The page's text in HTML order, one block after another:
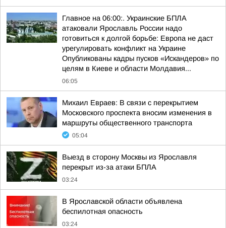
Главное на 06:00:. Украинские БПЛА
атаковали Ярославль России надо
готовиться к долгой борьбе: Европа не даст
урегулировать конфликт на Украине
Опубликованы кадры пусков «Искандеров» по
целям в Киеве и области Молдавия...
06:05
Михаил Евраев: В связи с перекрытием
Московского проспекта вносим изменения в
маршруты общественного транспорта
05:04
Выезд в сторону Москвы из Ярославля
перекрыт из-за атаки БПЛА
03:24
В Ярославской области объявлена
беспилотная опасность
03:24